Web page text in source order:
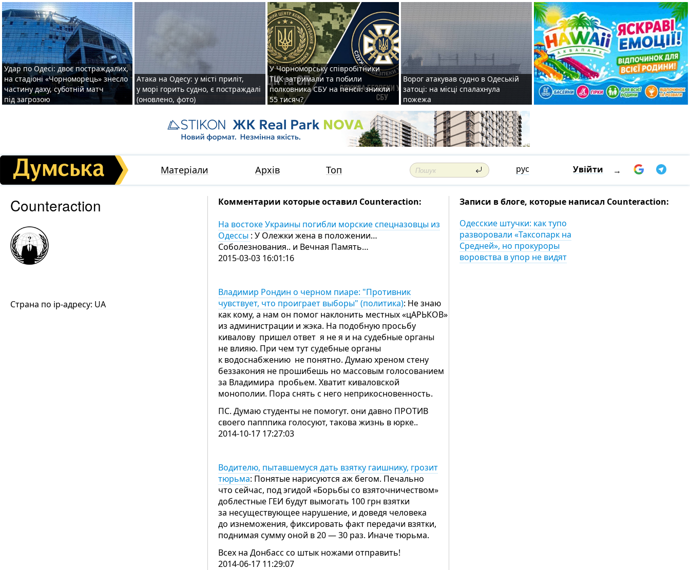
Удар по Одесі: двоє постраждалих,
на стадіоні «Чорноморець» знесло
частину даху, суботній матч
під загрозою
Атака на Одесу: у місті приліт,
у морі горить судно, є постраждалі
(оновлено, фото)
У Чорноморську співробітники
ТЦК затримали та побили
полковника СБУ на пенсії: зникли
55 тисяч?
Ворог атакував судно в Одеській
затоці: на місці спалахнула
пожежа
Матеріали Архів Топ рус Увійти →
Counteraction
Страна по ip-адресу: UA
Комментарии которые оставил Counteraction:
На востоке Украины погибли морские спецназовцы из
Одессы : У Олежки жена в положении…
Соболезнования.. и Вечная Память…
2015-03-03 16:01:16
Владимир Рондин о черном пиаре: "Противник
чувствует, что проиграет выборы" (политика): Не знаю
как кому, а нам он помог наклонить местных «цАРЬКОВ»
из администрации и жэка. На подобную просьбу
кивалову пришел ответ я не я и на судебные органы
не влияю. При чем тут судебные органы
к водоснабжению не понятно. Думаю хреном стену
беззакония не прошибешь но массовым голосованием
за Владимира пробьем. Хватит киваловской
монополии. Пора снять с него неприкосновенность.
ПС. Думаю студенты не помогут. они давно ПРОТИВ
своего папппика голосуют, такова жизнь в юрке..
2014-10-17 17:27:03
Водителю, пытавшемуся дать взятку гаишнику, грозит
тюрьма: Понятые нарисуются аж бегом. Печально
что сейчас, под эгидой «Борьбы со взяточничеством»
доблестные ГЕИ будут вымогать 100 грн взятки
за несуществующее нарушение, и доведя человека
до изнеможения, фиксировать факт передачи взятки,
поднимая сумму оной в 20 — 30 раз. Иначе тюрьма.
Всех на Донбасс со штык ножами отправить!
2014-06-17 11:29:07
Записи в блоге, которые написал Counteraction:
Одесские штучки: как тупо
разворовали «Таксопарк на
Средней», но прокуроры
воровства в упор не видят